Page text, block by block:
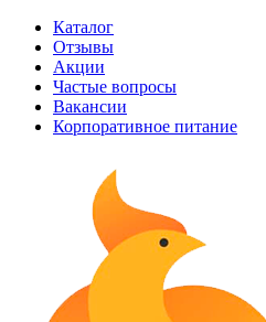
Каталог
Отзывы
Акции
Частые вопросы
Вакансии
Корпоративное питание